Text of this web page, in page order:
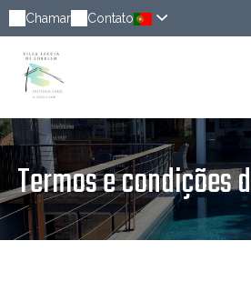
Chamar Contato
Termos e condições